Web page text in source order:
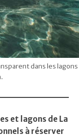
dans les lagons
et lagons de La
à réserver